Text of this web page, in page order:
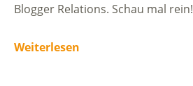
Blogger Relations. Schau mal rein!
Weiterlesen